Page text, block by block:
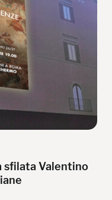
sfilata Valentino